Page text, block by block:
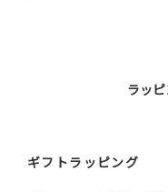
ラッ
ギフトラッピング